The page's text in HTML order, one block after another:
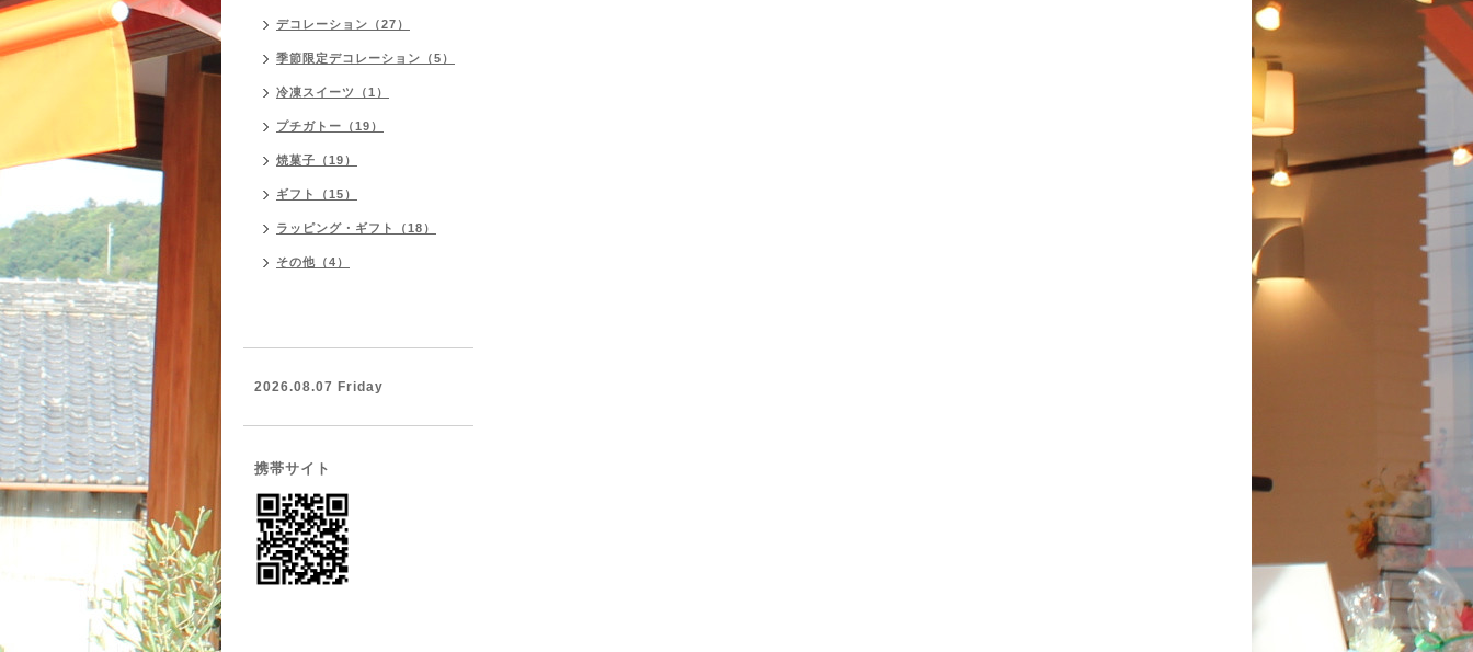
デコレーション（27）
季節限定デコレーション（5）
冷凍スイーツ（1）
プチガトー（19）
焼菓子（19）
ギフト（15）
ラッピング・ギフト（18）
その他（4）
2026.08.07 Friday
携帯サイト